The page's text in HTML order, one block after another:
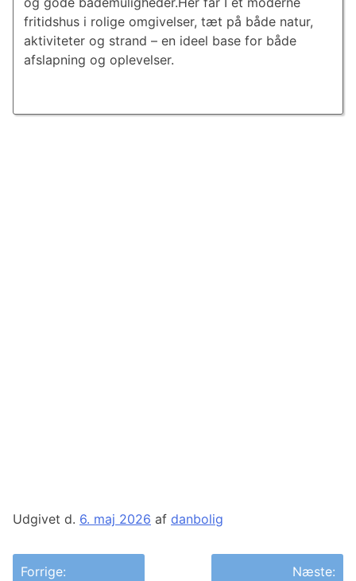
fritidshus i rolige omgivelser, tæt på både natur,
aktiviteter og strand – en ideel base for både
afslapning og oplevelser.
Udgivet d. 6. maj 2026 af danbolig
Indlægsnavigation
Forrige:
Næste: